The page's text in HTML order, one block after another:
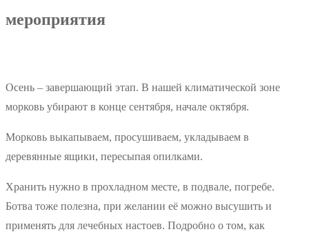
мероприятия
Осень – завершающий этап. В нашей климатической зоне
морковь убирают в конце сентября, начале октября.
Морковь выкапываем, просушиваем, укладываем в
деревянные ящики, пересыпая опилками.
Хранить нужно в прохладном месте, в подвале, погребе.
Ботва тоже полезна, при желании её можно высушить и
применять для лечебных настоев. Подробно о том, как